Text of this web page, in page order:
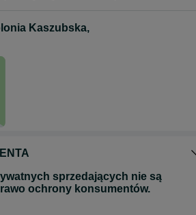
Kaszubska,
sprzedających nie są
ochrony konsumentów.